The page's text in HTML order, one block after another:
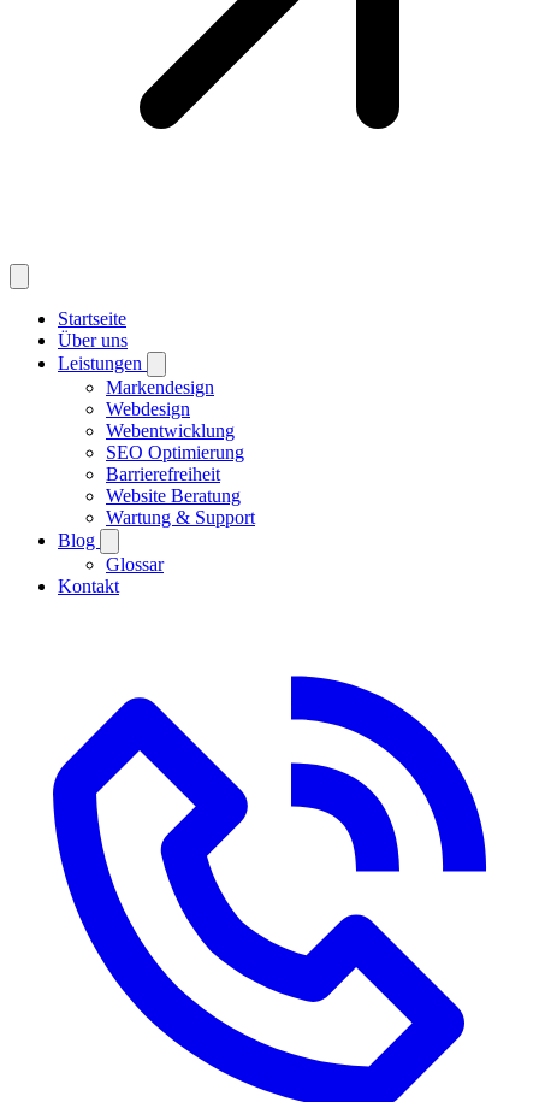
Startseite
Über uns
Leistungen
Markendesign
Webdesign
Webentwicklung
SEO Optimierung
Barrierefreiheit
Website Beratung
Wartung & Support
Blog
Glossar
Kontakt